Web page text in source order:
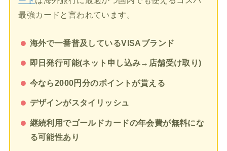
最強カードと言われています。
海外で一番普及しているVISAブランド
即日発行可能(ネット申し込み→店舗受け取り)
今なら2000円分のポイントが貰える
デザインがスタイリッシュ
継続利用でゴールドカードの年会費が無料にな
る可能性あり